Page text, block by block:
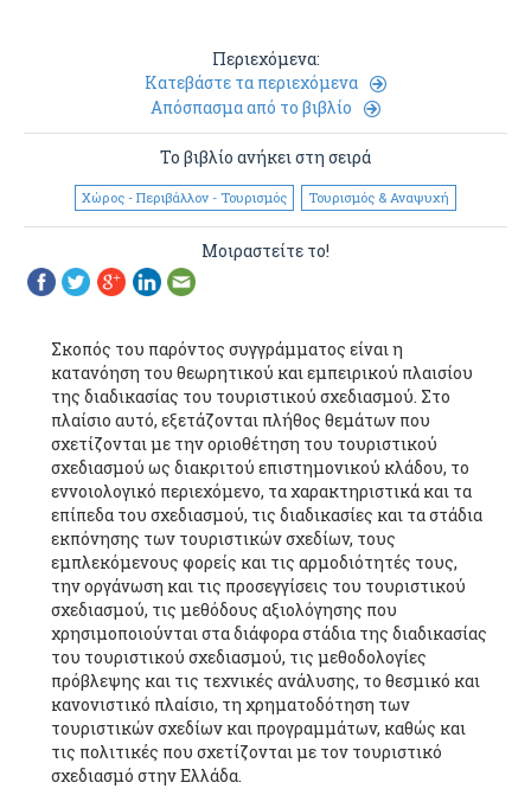
Περιεχόμενα:
Κατεβάστε τα περιεχόμενα
Απόσπασμα από το βιβλίο
Το βιβλίο ανήκει στη σειρά
Χώρος - Περιβάλλον - Τουρισμός Τουρισμός & Αναψυχή
Μοιραστείτε το!
Σκοπός του παρόντος συγγράμματος είναι η
κατανόηση του θεωρητικού και εμπειρικού πλαισίου
της διαδικασίας του τουριστικού σχεδιασμού. Στο
πλαίσιο αυτό, εξετάζονται πλήθος θεμάτων που
σχετίζονται με την οριοθέτηση του τουριστικού
σχεδιασμού ως διακριτού επιστημονικού κλάδου, το
εννοιολογικό περιεχόμενο, τα χαρακτηριστικά και τα
επίπεδα του σχεδιασμού, τις διαδικασίες και τα στάδια
εκπόνησης των τουριστικών σχεδίων, τους
εμπλεκόμενους φορείς και τις αρμοδιότητές τους,
την οργάνωση και τις προσεγγίσεις του τουριστικού
σχεδιασμού, τις μεθόδους αξιολόγησης που
χρησιμοποιούνται στα διάφορα στάδια της διαδικασίας
του τουριστικού σχεδιασμού, τις μεθοδολογίες
πρόβλεψης και τις τεχνικές ανάλυσης, το θεσμικό και
κανονιστικό πλαίσιο, τη χρηματοδότηση των
τουριστικών σχεδίων και προγραμμάτων, καθώς και
τις πολιτικές που σχετίζονται με τον τουριστικό
σχεδιασμό στην Ελλάδα.